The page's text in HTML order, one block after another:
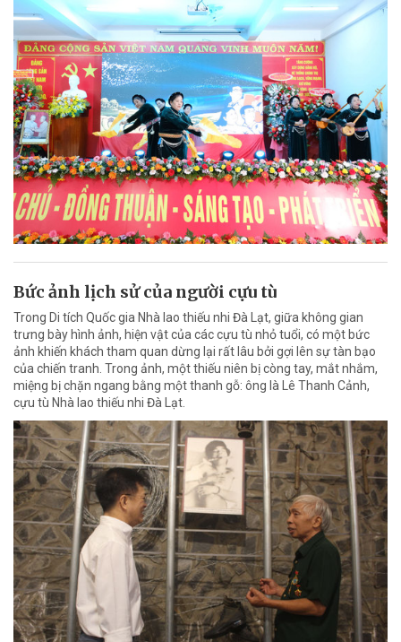
Bức ảnh lịch sử của người cựu tù
Trong Di tích Quốc gia Nhà lao thiếu nhi Đà Lạt, giữa không gian
trưng bày hình ảnh, hiện vật của các cựu tù nhỏ tuổi, có một bức
ảnh khiến khách tham quan dừng lại rất lâu bởi gợi lên sự tàn bạo
của chiến tranh. Trong ảnh, một thiếu niên bị còng tay, mắt nhắm,
miệng bị chặn ngang bằng một thanh gỗ: ông là Lê Thanh Cảnh,
cựu tù Nhà lao thiếu nhi Đà Lạt.